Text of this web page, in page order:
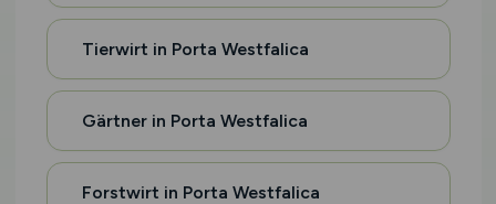
Tierwirt in Porta Westfalica
Gärtner in Porta Westfalica
Forstwirt in Porta Westfalica